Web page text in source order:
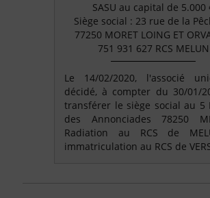
SASU au capital de 5.000
Siège social : 23 rue de la
77250 MORET LOING ET
751 931 627 RCS MELUN
Le 14/02/2020, l'associé
décidé, à compter du 30/01/
transférer le siège social au 5
des Annonciades 78250
Radiation au RCS de
immatriculation au RCS de